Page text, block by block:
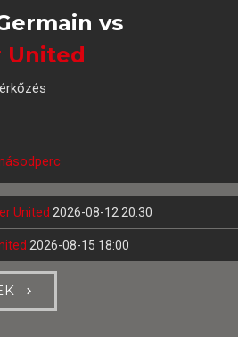
vs
United
United 2026-08-12 20:30
2026-08-15 18:00